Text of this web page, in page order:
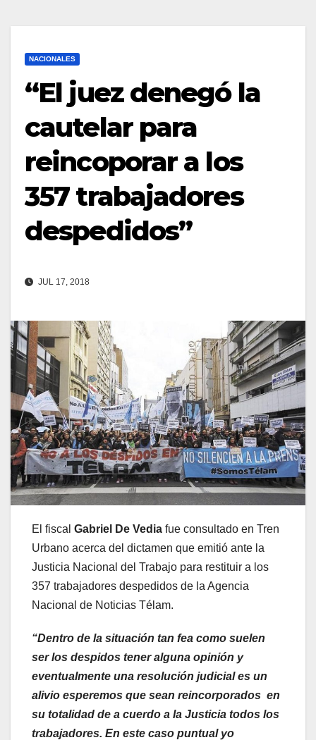
NACIONALES
“El juez denegó la
cautelar para
reincoporar a los
357 trabajadores
despedidos”
JUL 17, 2018
El fiscal Gabriel De Vedia fue consultado en Tren
Urbano acerca del dictamen que emitió ante la
Justicia Nacional del Trabajo para restituir a los
357 trabajadores despedidos de la Agencia
Nacional de Noticias Télam.
“Dentro de la situación tan fea como suelen
ser los despidos tener alguna opinión y
eventualmente una resolución judicial es un
alivio esperemos que sean reincorporados en
su totalidad de a cuerdo a la Justicia todos los
trabajadores. En este caso puntual yo